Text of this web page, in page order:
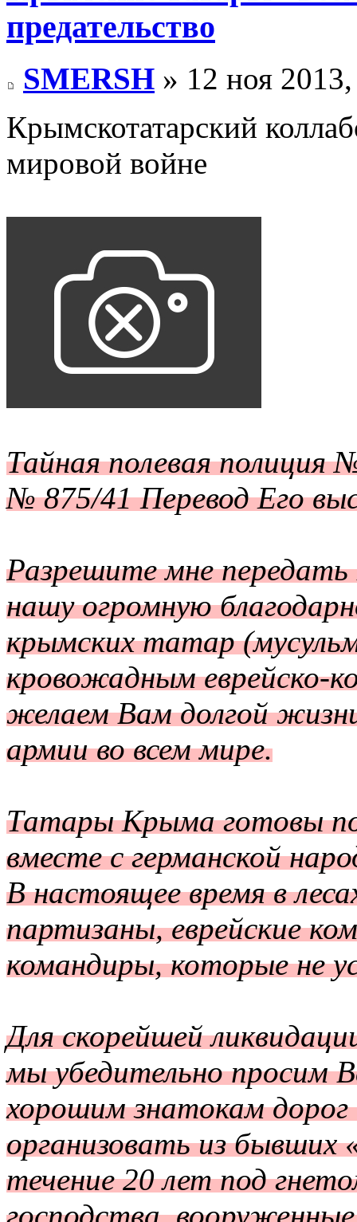
предательство
SMERSH » 12 ноя
Крымскотатарский
мировой войне
Тайная полевая полиция
№ 875/41 Перевод Его
Разрешите мне
нашу огромную
крымских татар
кровожадным еврейско-
желаем Вам долгой
армии во всем мире.
Татары Крыма готовы
вместе с германской
В настоящее время в
партизаны, еврейские
командиры, которые не
Для скорейшей
мы убедительно просим
хорошим знатокам дорог
организовать из бывших
течение 20 лет под
господства,